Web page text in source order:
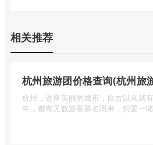
相关推荐
杭州旅游团价格查询(杭州旅
杭州，这座美丽的城市，自古以来就
年，都有无数游客慕名而来，想要一